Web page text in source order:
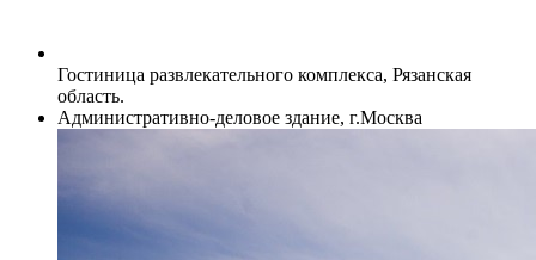
Гостиница развлекательного комплекса, Рязанская
область.
Административно-деловое здание, г.Москва